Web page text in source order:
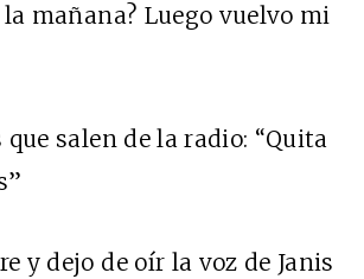
mañana? Luego vuelvo mi
salen de la radio: “Quita
y dejo de oír la voz de Janis